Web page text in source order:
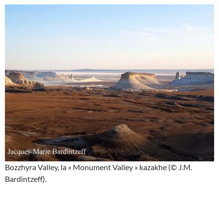
Bozzhyra Valley, la « Monument Valley » kazakhe (© J.M.
Bardintzeff).